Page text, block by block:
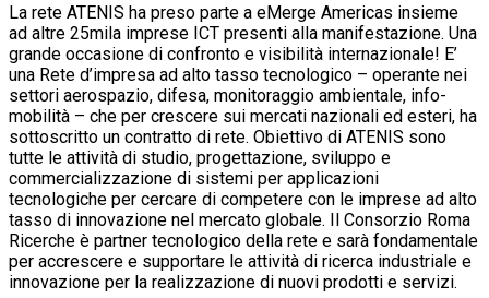
La rete ATENIS ha preso parte a eMerge Americas insieme
ad altre 25mila imprese ICT presenti alla manifestazione. Una
grande occasione di confronto e visibilità internazionale! E’
una Rete d’impresa ad alto tasso tecnologico – operante nei
settori aerospazio, difesa, monitoraggio ambientale, info-
mobilità – che per crescere sui mercati nazionali ed esteri, ha
sottoscritto un contratto di rete. Obiettivo di ATENIS sono
tutte le attività di studio, progettazione, sviluppo e
commercializzazione di sistemi per applicazioni
tecnologiche per cercare di competere con le imprese ad alto
tasso di innovazione nel mercato globale. Il Consorzio Roma
Ricerche è partner tecnologico della rete e sarà fondamentale
per accrescere e supportare le attività di ricerca industriale e
innovazione per la realizzazione di nuovi prodotti e servizi.